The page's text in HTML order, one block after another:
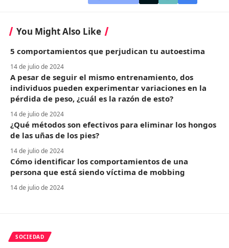
You Might Also Like
5 comportamientos que perjudican tu autoestima
14 de julio de 2024
A pesar de seguir el mismo entrenamiento, dos
individuos pueden experimentar variaciones en la
pérdida de peso, ¿cuál es la razón de esto?
14 de julio de 2024
¿Qué métodos son efectivos para eliminar los hongos
de las uñas de los pies?
14 de julio de 2024
Cómo identificar los comportamientos de una
persona que está siendo víctima de mobbing
14 de julio de 2024
SOCIEDAD